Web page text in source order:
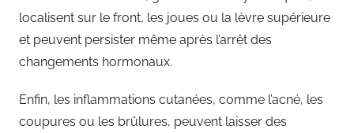
localisent sur le front, les joues ou la lèvre supérieure
et peuvent persister même après l’arrêt des
changements hormonaux.
Enfin, les inflammations cutanées, comme l’acné, les
coupures ou les brûlures, peuvent laisser des